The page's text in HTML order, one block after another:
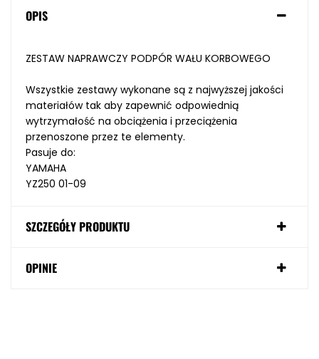
OPIS
ZESTAW NAPRAWCZY PODPÓR WAŁU KORBOWEGO
Wszystkie zestawy wykonane są z najwyższej jakości
materiałów tak aby zapewnić odpowiednią
wytrzymałość na obciążenia i przeciążenia
przenoszone przez te elementy.
Pasuje do:
YAMAHA
YZ250 01-09
SZCZEGÓŁY PRODUKTU
OPINIE